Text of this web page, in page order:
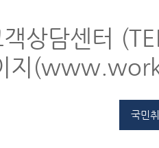
상담센터
지
국민